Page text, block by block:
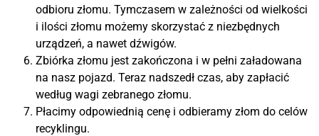
odbioru złomu. Tymczasem w zależności od wielkości
i ilości złomu możemy skorzystać z niezbędnych
urządzeń, a nawet dźwigów.
Zbiórka złomu jest zakończona i w pełni załadowana
na nasz pojazd. Teraz nadszedł czas, aby zapłacić
według wagi zebranego złomu.
Płacimy odpowiednią cenę i odbieramy złom do celów
recyklingu.